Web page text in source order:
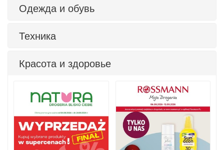
Одежда и обувь
Техника
Красота и здоровье